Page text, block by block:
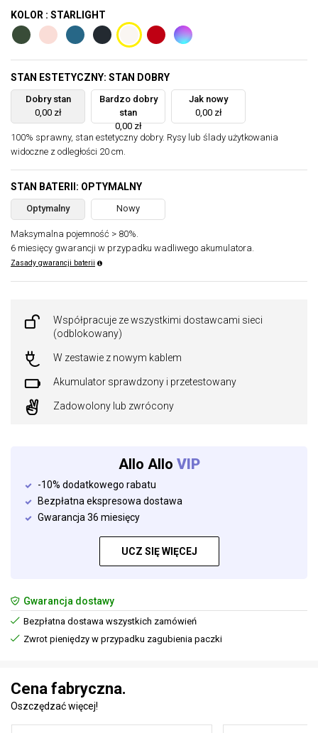
KOLOR : STARLIGHT
STAN ESTETYCZNY: STAN DOBRY
Dobry stan
0,00 zł
Bardzo dobry
stan
0,00 zł
Jak nowy
0,00 zł
100% sprawny, stan estetyczny dobry. Rysy lub ślady użytkowania
widoczne z odległości 20 cm.
STAN BATERII: OPTYMALNY
Optymalny Nowy
Maksymalna pojemność > 80%.
6 miesięcy gwarancji w przypadku wadliwego akumulatora.
Zasady gwarancji baterii
Współpracuje ze wszystkimi dostawcami sieci
(odblokowany)
W zestawie z nowym kablem
Akumulator sprawdzony i przetestowany
Zadowolony lub zwrócony
Allo Allo VIP
-10% dodatkowego rabatu
Bezpłatna ekspresowa dostawa
Gwarancja 36 miesięcy
UCZ SIĘ WIĘCEJ
Gwarancja dostawy
Bezpłatna dostawa wszystkich zamówień
Zwrot pieniędzy w przypadku zagubienia paczki
Cena fabryczna.
Oszczędzać więcej!